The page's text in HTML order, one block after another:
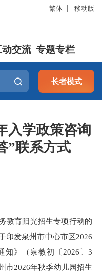
繁体 移动版
动交流 专题专栏
长者模式
入学政策咨询
”联系方式
育阳光招生专项行动的
印发泉州市中心市区2026
知》（泉教初〔2026〕3
市2026年秋季幼儿园招生